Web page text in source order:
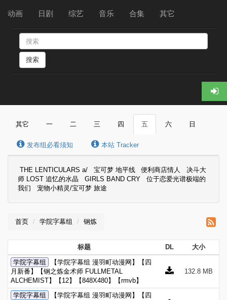
动画 日剧 综艺 音乐 合集 其它
搜索
其它 一 二 三 四 五 六 日
发布组必看须知 本站 Tracker
THE LENTICULARS a/ 宝可梦 地平线 便利商店情人
决斗大
师 LOST 追忆的水晶
GIRLS BAND CRY
位于恋爱光谱极端的
我们
宠物小精灵/宝可梦 旅途
首页 学院字幕组 钢炼
标题 DL
大小
学院字幕组
【学院字幕组 漫羽町动漫网】【四
月新番】【钢之炼金术师 FULLMETAL
ALCHEMIST】【12】【848X480】【rmvb】
132.8 MB
学院字幕组
【学院字幕组 漫羽町动漫网】【四